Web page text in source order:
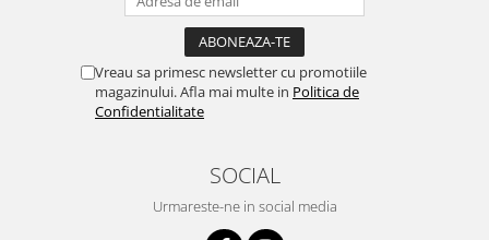
Vreau sa primesc newsletter cu promotiile
magazinului. Afla mai multe in Politica de
Confidentialitate
SOCIAL
Urmareste-ne in social media